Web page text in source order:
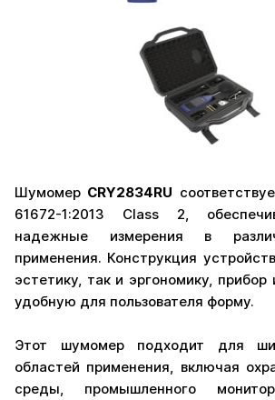
Шумомер CRY2834RU
61672-1:2013 Class 2,
надежные измерения в
применения. Конструкция
эстетику, так и эргономику,
удобную для пользователя форму.
Этот шумомер подходит для
областей применения, включая
среды, промышленного